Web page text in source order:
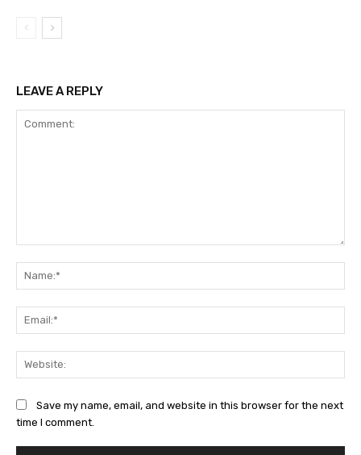
LEAVE A REPLY
Save my name, email, and website in this browser for the next
time I comment.